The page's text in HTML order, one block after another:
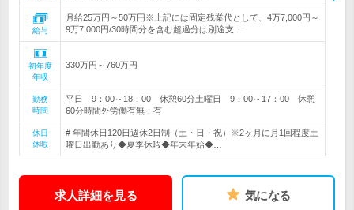
給与
月給25万円～50万円※上記には固定残業代として、4万7,000円～
9万7,000円/30時間分を含む超過分は別途支…
初年度
年収
330万円～760万円
勤務
時間
平日 9：00～18：00 休憩60分土曜日 9：00～17：00 休憩
60分時間外労働有無：有
休日
休暇
# 年間休日120日週休2日制（土・日・祝）※2ヶ月に月1回程度土
曜日出勤あり◆夏季休暇◆年末年始◆…
求人詳細を見る 気になる